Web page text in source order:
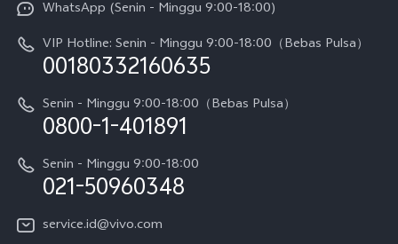
V70
V70 FE
Y05
X300 Pro
Gerai Terdekat
Pembaruan Sistem
Harga Spare Part
Otentikasi IMEI
Kebijakan Garansi vivo
Layanan Perbaikan Antar Jemput
Sejarah
Berita
Pemberitahuan Hukum
Tentang Kami
Pusat Privasi vivo
WhatsApp (Senin - Minggu 9:00-18:00)
VIP Hotline: Senin - Minggu 9:00-18:00（Bebas Pulsa）
00180332160635
Senin - Minggu 9:00-18:00（Bebas Pulsa）
0800-1-401891
Senin - Minggu 9:00-18:00
021-50960348
service.id@vivo.com